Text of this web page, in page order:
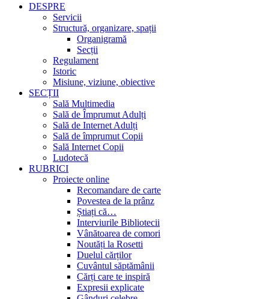
DESPRE
Servicii
Structură, organizare, spații
Organigramă
Secții
Regulament
Istoric
Misiune, viziune, obiective
SECȚII
Sală Multimedia
Sală de Împrumut Adulți
Sală de Internet Adulți
Sală de împrumut Copii
Sală Internet Copii
Ludotecă
RUBRICI
Proiecte online
Recomandare de carte
Povestea de la prânz
Știați că…
Interviurile Bibliotecii
Vânătoarea de comori
Noutăți la Rosetti
Duelul cărților
Cuvântul săptămânii
Cărți care te inspiră
Expresii explicate